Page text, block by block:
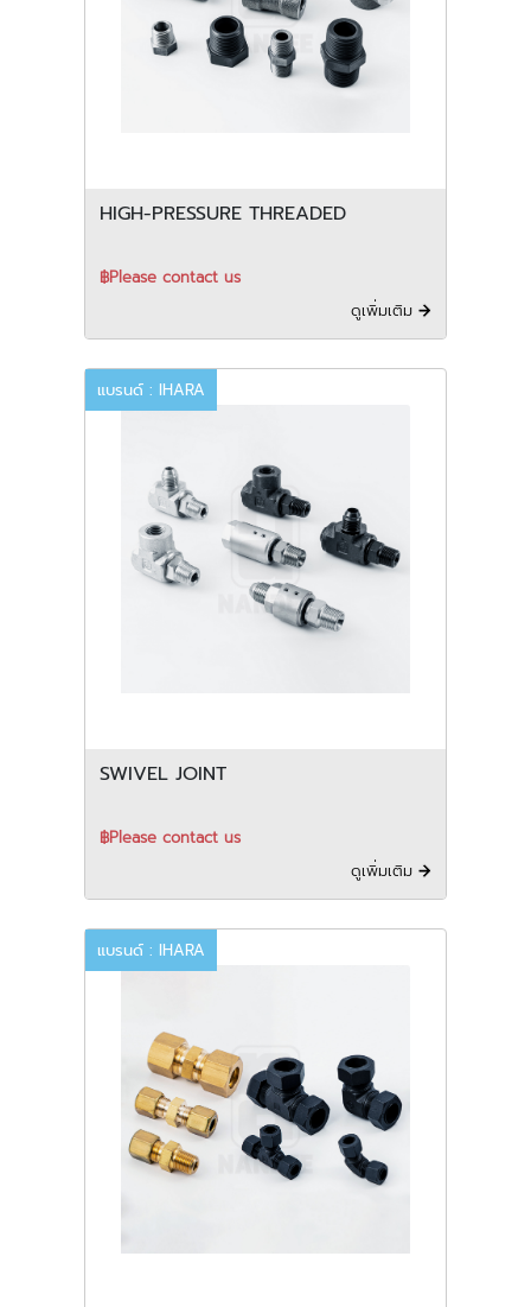
HIGH-PRESSURE THREADED
฿Please contact us
ดูเพิ่มเติม
แบรนด์ : IHARA
SWIVEL JOINT
฿Please contact us
ดูเพิ่มเติม
แบรนด์ : IHARA